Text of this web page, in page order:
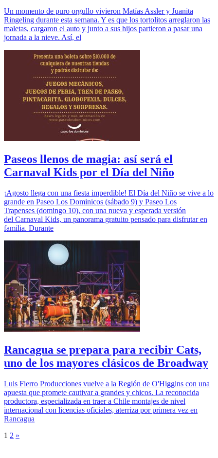
Un momento de puro orgullo vivieron Matías Assler y Juanita
Ringeling durante esta semana. Y es que los tortolitos arreglaron las
maletas, cargaron el auto y junto a sus hijos partieron a pasar una
jornada a la nieve. Así, el
Paseos llenos de magia: así será el
Carnaval Kids por el Día del Niño
¡Agosto llega con una fiesta imperdible! El Día del Niño se vive a lo
grande en Paseo Los Dominicos (sábado 9) y Paseo Los
Trapenses (domingo 10), con una nueva y esperada versión
del Carnaval Kids, un panorama gratuito pensado para disfrutar en
familia. Durante
Rancagua se prepara para recibir Cats,
uno de los mayores clásicos de Broadway
Luis Fierro Producciones vuelve a la Región de O'Higgins con una
apuesta que promete cautivar a grandes y chicos. La reconocida
productora, especializada en traer a Chile montajes de nivel
internacional con licencias oficiales, aterriza por primera vez en
Rancagua
1 2 »